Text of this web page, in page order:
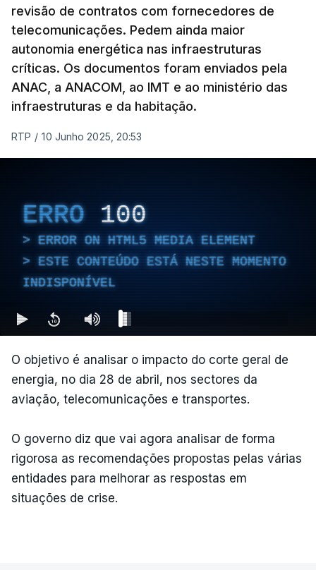
revisão de contratos com fornecedores de
telecomunicações. Pedem ainda maior
autonomia energética nas infraestruturas
críticas. Os documentos foram enviados pela
ANAC, a ANACOM, ao IMT e ao ministério das
infraestruturas e da habitação.
RTP / 10 Junho 2025, 20:53
ERRO 100
ERROR ON HTML5 MEDIA ELEMENT
ESTE CONTEÚDO ESTÁ NESTE MOMENTO
INDISPONÍVEL
O objetivo é analisar o impacto do corte geral de
energia, no dia 28 de abril, nos sectores da
aviação, telecomunicações e transportes.
O governo diz que vai agora analisar de forma
rigorosa as recomendações propostas pelas várias
entidades para melhorar as respostas em
situações de crise.